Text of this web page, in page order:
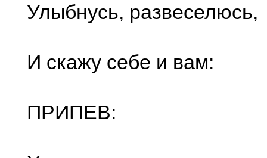
Улыбнусь, развеселюсь,
И скажу себе и вам:
ПРИПЕВ: